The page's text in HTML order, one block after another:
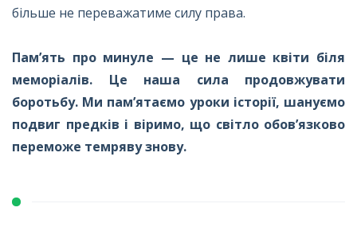
більше не переважатиме силу права.
Пам’ять про минуле — це не лише квіти біля
меморіалів. Це наша сила продовжувати
боротьбу. Ми пам’ятаємо уроки історії, шануємо
подвиг предків і віримо, що світло обов’язково
переможе темряву знову.